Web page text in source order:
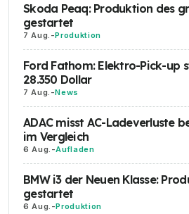
Skoda Peaq: Produktion des
gestartet
7 Aug. -Produktion
Ford Fathom: Elektro-Pick-up
28.350 Dollar
7 Aug. -News
ADAC misst AC-Ladeverluste
im Vergleich
6 Aug. -Aufladen
BMW i3 der Neuen Klasse:
gestartet
6 Aug. -Produktion